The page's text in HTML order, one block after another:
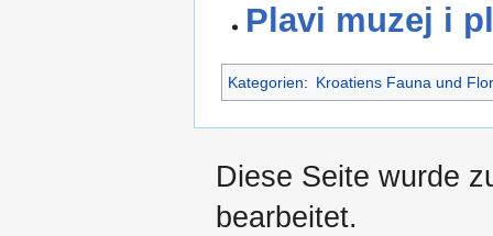
Plavi muzej i
Kategorien: Kroatiens Fauna und
Diese Seite wurde
bearbeitet.